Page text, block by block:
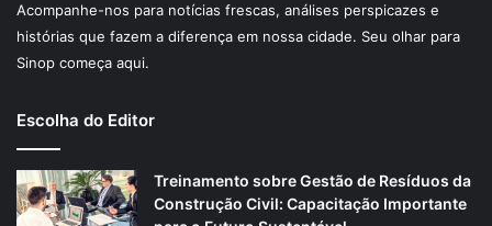
Acompanhe-nos para notícias frescas, análises perspicazes e
histórias que fazem a diferença em nossa cidade. Seu olhar para
Sinop começa aqui.
Escolha do Editor
Treinamento sobre Gestão de Resíduos da
Construção Civil: Capacitação Importante